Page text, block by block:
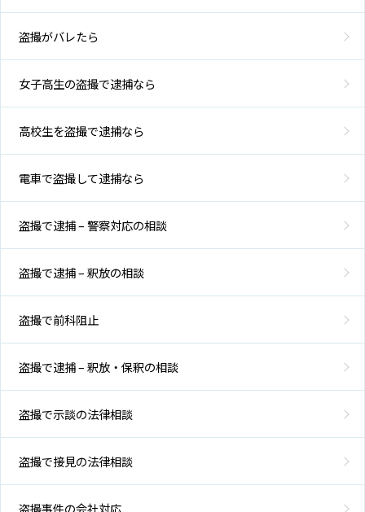
盗撮がバレたら
女子高生の盗撮で逮捕なら
高校生を盗撮で逮捕なら
電車で盗撮して逮捕なら
盗撮で逮捕 – 警察対応の相談
盗撮で逮捕 – 釈放の相談
盗撮で前科阻止
盗撮で逮捕 – 釈放・保釈の相談
盗撮で示談の法律相談
盗撮で接見の法律相談